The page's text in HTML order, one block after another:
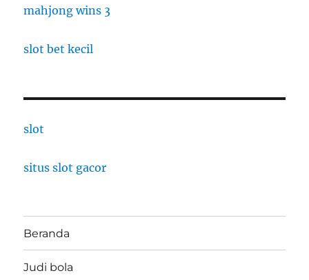
mahjong wins 3
slot bet kecil
slot
situs slot gacor
Beranda
Judi bola